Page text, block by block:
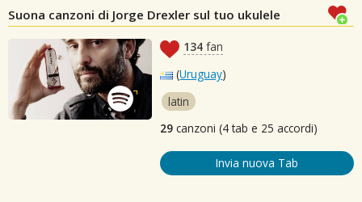
Suona canzoni di Jorge Drexler sul tuo ukulele
134 fan
(Uruguay)
latin
29 canzoni (4 tab e 25 accordi)
Invia nuova Tab